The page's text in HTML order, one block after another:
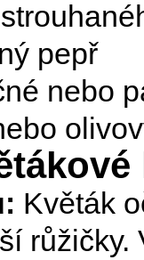
pepř
nebo
Květák